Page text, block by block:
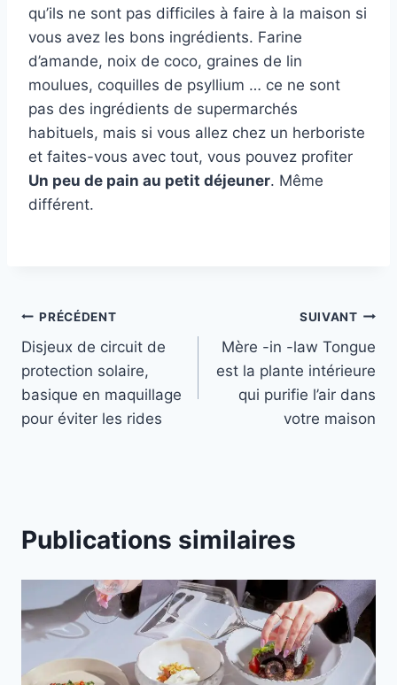
qu’ils ne sont pas difficiles à faire à la maison si
vous avez les bons ingrédients. Farine
d’amande, noix de coco, graines de lin
moulues, coquilles de psyllium … ce ne sont
pas des ingrédients de supermarchés
habituels, mais si vous allez chez un herboriste
et faites-vous avec tout, vous pouvez profiter
Un peu de pain au petit déjeuner. Même
différent.
Navigation
de
l’article
PRÉCÉDENT
Disjeux de circuit de
protection solaire,
basique en maquillage
pour éviter les rides
SUIVANT
Mère -in -law Tongue
est la plante intérieure
qui purifie l’air dans
votre maison
Publications similaires